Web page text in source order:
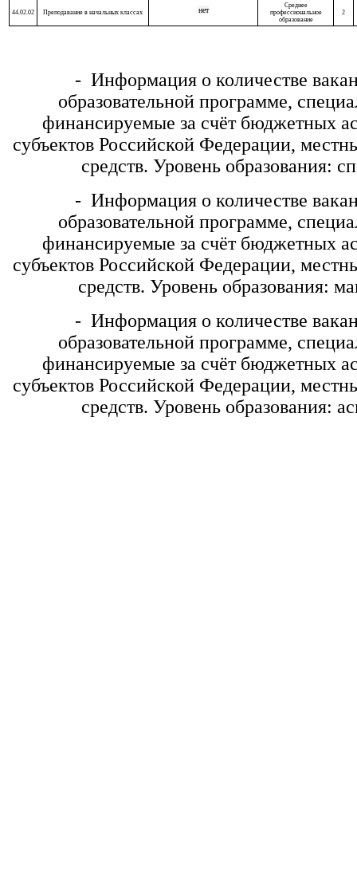
44.02.02 Преподавание в начальных классах нет
Среднее
профессиональное
образование
2
- Информация о количестве
образовательной программе,
финансируемые за счёт бюджетных
субъектов Российской Федерации,
средств. Уровень образования:
- Информация о количестве
образовательной программе,
финансируемые за счёт бюджетных
субъектов Российской Федерации,
средств. Уровень образования:
- Информация о количестве
образовательной программе,
финансируемые за счёт бюджетных
субъектов Российской Федерации,
средств. Уровень образования: